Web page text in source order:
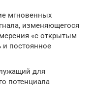
мгновенных
изменяющегося
«с открытым
постоянное
для
потенциала